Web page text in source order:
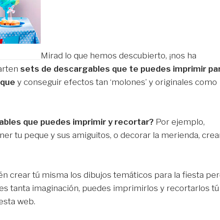
Mirad lo que hemos descubierto, ¡nos ha
sets de descargables que te puedes imprimir
y conseguir efectos tan ‘molones’ y originales como
que puedes imprimir y recortar? Por ejemplo,
tu peque y sus amiguitos, o decorar la merienda,
crear tú misma los dibujos temáticos para la fiesta
tanta imaginación, puedes imprimirlos y recortarlos tú
web.